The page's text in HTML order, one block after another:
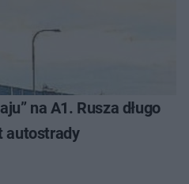
na A1. Rusza długo
autostrady